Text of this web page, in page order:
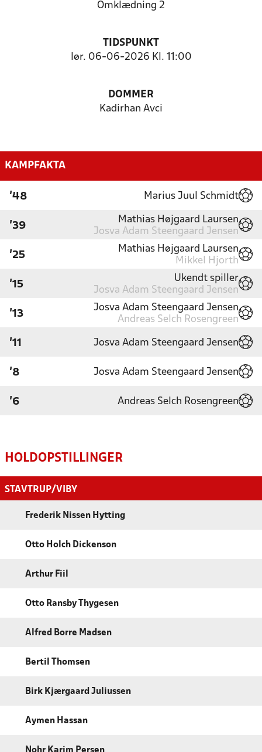
Omklædning 2
TIDSPUNKT
lør. 06-06-2026 Kl. 11:00
DOMMER
Kadirhan Avci
KAMPFAKTA
'48 Marius Juul Schmidt
'39
Mathias Højgaard Laursen
Josva Adam Steengaard Jensen
'25
Mathias Højgaard Laursen
Mikkel Hjorth
'15
Ukendt spiller
Josva Adam Steengaard Jensen
'13
Josva Adam Steengaard Jensen
Andreas Selch Rosengreen
'11 Josva Adam Steengaard Jensen
'8 Josva Adam Steengaard Jensen
'6 Andreas Selch Rosengreen
HOLDOPSTILLINGER
STAVTRUP/VIBY
Frederik Nissen Hytting
Otto Holch Dickenson
Arthur Fiil
Otto Ransby Thygesen
Alfred Borre Madsen
Bertil Thomsen
Birk Kjærgaard Juliussen
Aymen Hassan
Nohr Karim Persen